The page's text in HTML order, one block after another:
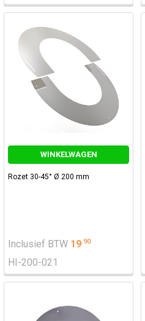
WINKELWAGEN
Rozet 30-45° Ø 200 mm
Inclusief BTW 19 90
HI-200-021